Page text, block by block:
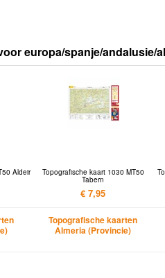
europa/spanje/andalusie/
Aldeir Topografische kaart 1030 MT50
Tabern
€ 7,95
Topografische kaarten
Almeria (Provincie)